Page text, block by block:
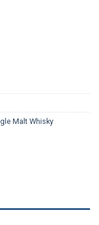
Malt Whisky